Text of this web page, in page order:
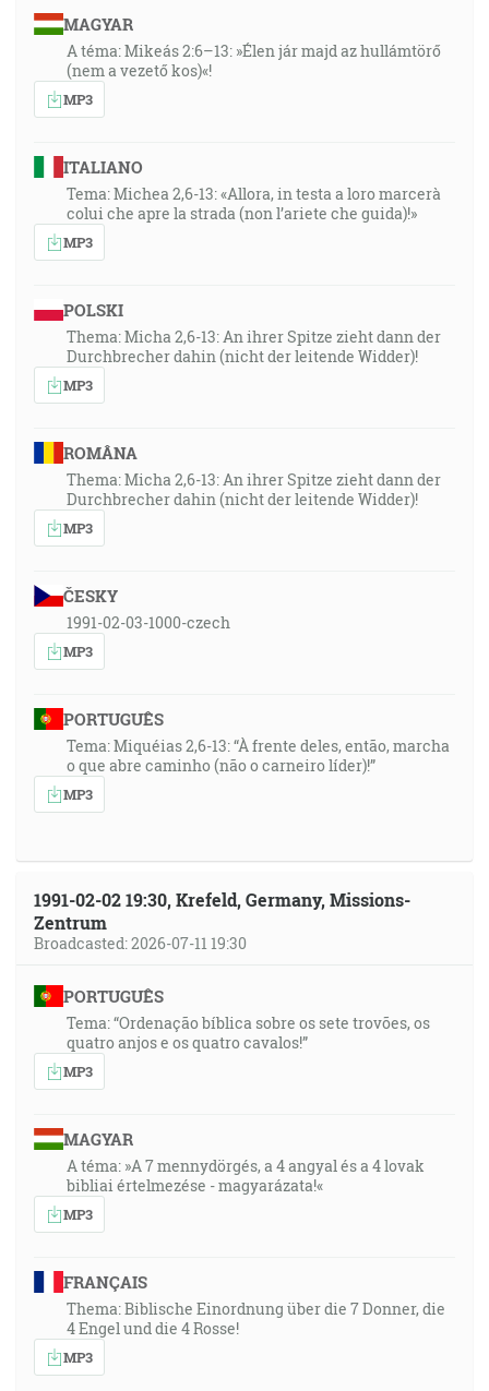
MAGYAR
A téma: Mikeás 2:6–13: »Élen jár majd az hullámtörő
(nem a vezető kos)«!
MP3
ITALIANO
Tema: Michea 2,6-13: «Allora, in testa a loro marcerà
colui che apre la strada (non l’ariete che guida)!»
MP3
POLSKI
Thema: Micha 2,6-13: An ihrer Spitze zieht dann der
Durchbrecher dahin (nicht der leitende Widder)!
MP3
ROMÂNA
Thema: Micha 2,6-13: An ihrer Spitze zieht dann der
Durchbrecher dahin (nicht der leitende Widder)!
MP3
ČESKY
1991-02-03-1000-czech
MP3
PORTUGUÊS
Tema: Miquéias 2,6-13: “À frente deles, então, marcha
o que abre caminho (não o carneiro líder)!”
MP3
1991-02-02 19:30, Krefeld, Germany, Missions-
Zentrum
Broadcasted: 2026-07-11 19:30
PORTUGUÊS
Tema: “Ordenação bíblica sobre os sete trovões, os
quatro anjos e os quatro cavalos!”
MP3
MAGYAR
A téma: »A 7 mennydörgés, a 4 angyal és a 4 lovak
bibliai értelmezése - magyarázata!«
MP3
FRANÇAIS
Thema: Biblische Einordnung über die 7 Donner, die
4 Engel und die 4 Rosse!
MP3